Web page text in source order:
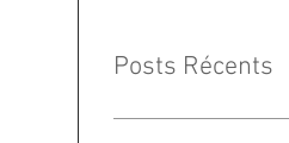
Posts Récents